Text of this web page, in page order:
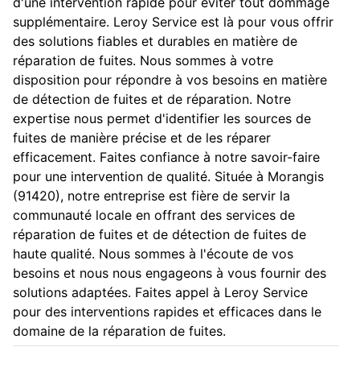
supplémentaire. Leroy Service est là pour vous offrir
des solutions fiables et durables en matière de
réparation de fuites. Nous sommes à votre
disposition pour répondre à vos besoins en matière
de détection de fuites et de réparation. Notre
expertise nous permet d'identifier les sources de
fuites de manière précise et de les réparer
efficacement. Faites confiance à notre savoir-faire
pour une intervention de qualité. Située à Morangis
(91420), notre entreprise est fière de servir la
communauté locale en offrant des services de
réparation de fuites et de détection de fuites de
haute qualité. Nous sommes à l'écoute de vos
besoins et nous nous engageons à vous fournir des
solutions adaptées. Faites appel à Leroy Service
pour des interventions rapides et efficaces dans le
domaine de la réparation de fuites.